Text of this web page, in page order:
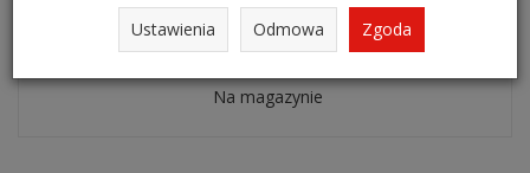
Na magazynie
Ustawienia Odmowa Zgoda